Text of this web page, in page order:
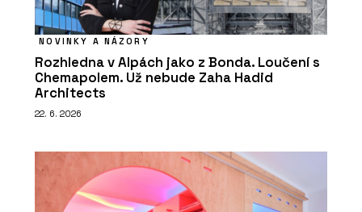
NOVINKY A NÁZORY
Rozhledna v Alpách jako z Bonda. Loučení s
Chemapolem. Už nebude Zaha Hadid
Architects
22. 6. 2026